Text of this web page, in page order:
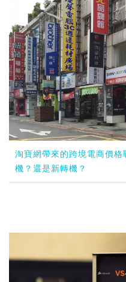
淘寶網帶來的跨境電商價
機？還是新轉機？